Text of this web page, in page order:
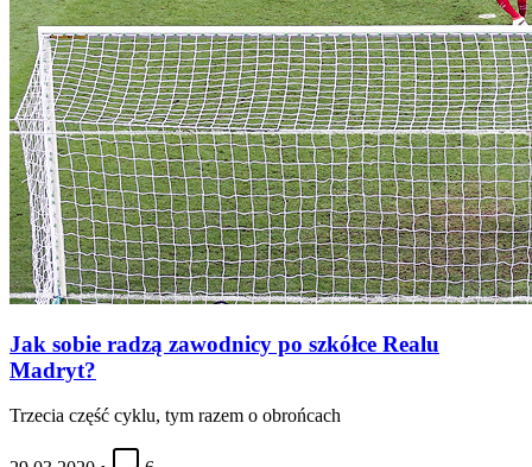
Jak sobie radzą zawodnicy po szkółce Realu
Madryt?
Trzecia część cyklu, tym razem o obrońcach